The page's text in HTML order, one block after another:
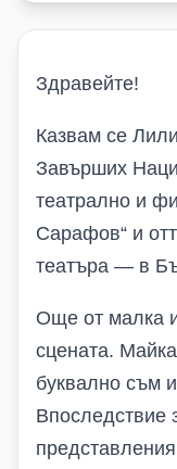
Здравейте!
Казвам се
Завърших
театрално и
Сарафов“ и
театъра — в
Още от малка
сцената.
буквално съм
Впоследствие